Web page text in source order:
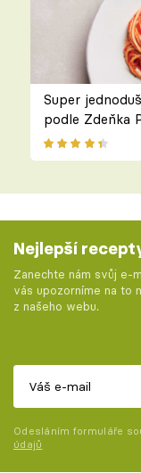
Super
podle Zdeňka
Nejlepší
Zanechte nám svůj e-
vás upozorníme na to
z našeho webu.
Odesláním formuláře
údajů